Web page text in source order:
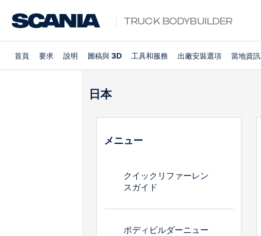
Truck Bodybuilder
首頁 要求 說明 圖稿與 3D 工具和服務 出廠安裝選項 當地資訊
日本
メニュー
クイックリファーレン
スガイド
ボディビルダーニュー